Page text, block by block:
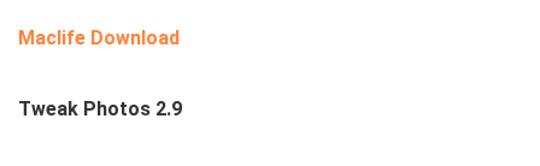
Maclife Download
Tweak Photos 2.9